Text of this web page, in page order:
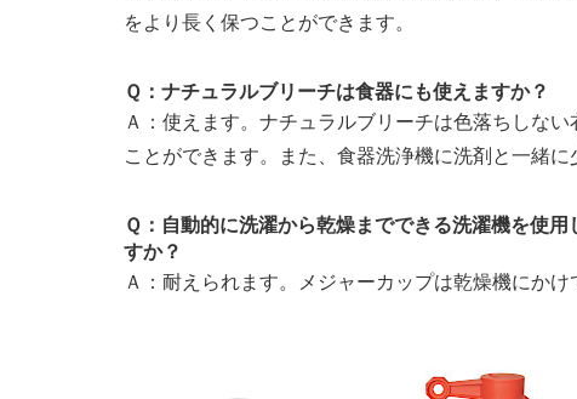
をより長く保つことができます。
Ｑ：ナチュラルブリーチは食器にも使えますか？
Ａ：使えます。ナチュラルブリーチは色落ちしな
ことができます。また、食器洗浄機に洗剤と一緒
Ｑ：自動的に洗濯から乾燥までできる洗濯機を使
すか？
Ａ：耐えられます。メジャーカップは乾燥機にかけ